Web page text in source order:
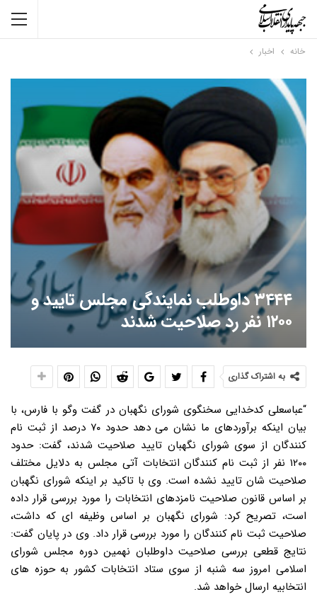
خانه اخبار
۳۴۴۴ داوطلب نمایندگی مجلس تایید و
۱۲۰۰ نفر رد صلاحیت شدند
به اشتراک گذاری
“عباسعلی کدخدایی سخنگوی شورای نگهبان در گفت وگو با فارس، با
بیان اینکه برآوردهای ما نشان می دهد حدود ۷۰ درصد از ثبت نام
کنندگان از سوی شورای نگهبان تایید صلاحیت شدند، گفت: حدود
۱۲۰۰ نفر از ثبت نام کنندگان انتخابات آتی مجلس به دلایل مختلف
صلاحیت شان تایید نشده است. وی با تاکید بر اینکه شورای نگهبان
بر اساس قانون صلاحیت نامزدهای انتخابات را مورد بررسی قرار داده
است، تصریح کرد: شورای نگهبان بر اساس وظیفه ای که داشت،
صلاحیت ثبت نام کنندگان را مورد بررسی قرار داد. وی در پایان گفت:
نتایج قطعی بررسی صلاحیت داوطلبان نهمین دوره مجلس شورای
اسلامی امروز سه شنبه از سوی ستاد انتخابات کشور به حوزه های
انتخابیه ارسال خواهد شد.